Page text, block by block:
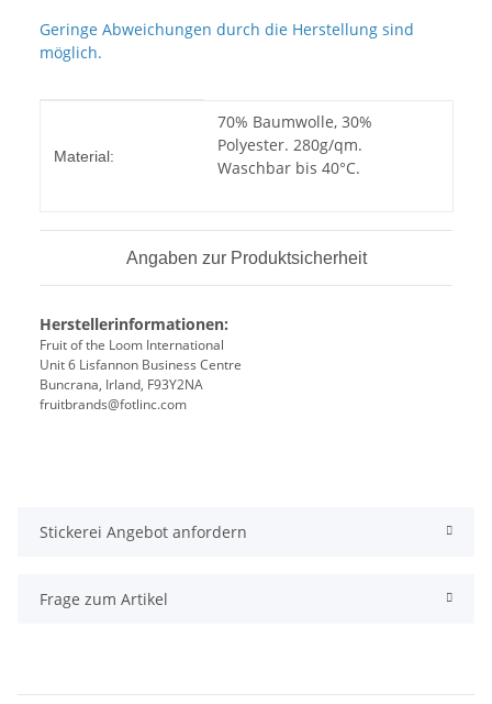
Geringe Abweichungen durch die Herstellung sind
möglich.
Material:
70% Baumwolle, 30%
Polyester. 280g/qm.
Waschbar bis 40°C.
Angaben zur Produktsicherheit
Herstellerinformationen:
Fruit of the Loom International
Unit 6 Lisfannon Business Centre
Buncrana, Irland, F93Y2NA
fruitbrands@fotlinc.com
Stickerei Angebot anfordern
Frage zum Artikel